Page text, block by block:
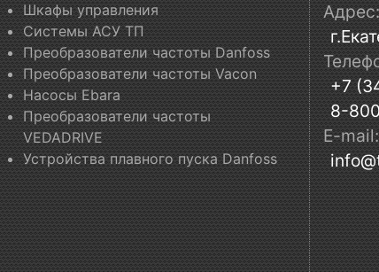
Шкафы управления
Системы АСУ ТП
Преобразователи частоты Danfoss
Преобразователи частоты Vacon
Насосы Ebara
Преобразователи частоты
VEDADRIVE
Устройства плавного пуска Danfoss
Адрес:
+7
8-
E-mail: